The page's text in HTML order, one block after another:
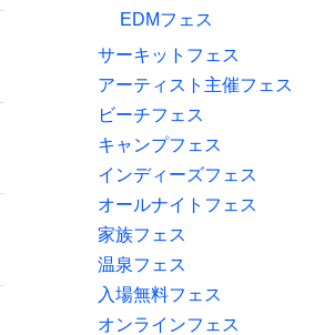
EDMフェス
サーキットフェス
アーティスト主催フェス
ビーチフェス
キャンプフェス
インディーズフェス
オールナイトフェス
家族フェス
温泉フェス
入場無料フェス
オンラインフェス